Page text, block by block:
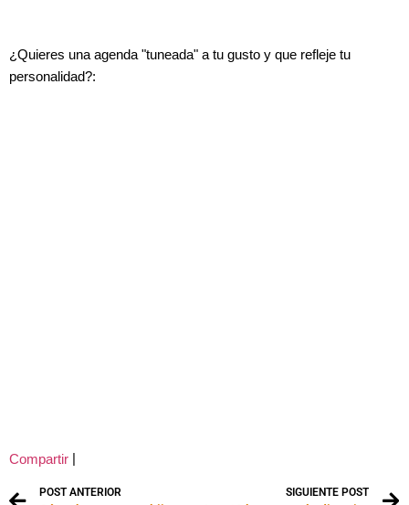
¿Quieres una agenda "tuneada" a tu gusto y que refleje tu
personalidad?:
Compartir
POST ANTERIOR SIGUIENTE POST